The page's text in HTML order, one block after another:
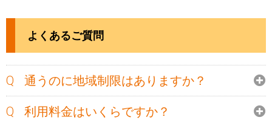
よくあるご質問
通うのに地域制限はありますか？
利用料金はいくらですか？